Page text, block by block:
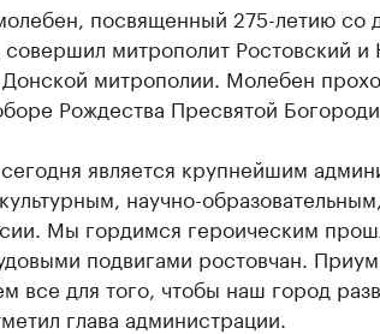
посвященный 275-летию со
совершил митрополит Ростовский и
митрополии. Молебен
Рождества Пресвятой
является крупнейшим
научно-
Мы гордимся героическим
подвигами ростовчан.
все для того, чтобы наш город
глава администрации.